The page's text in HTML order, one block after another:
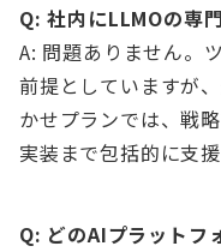
Q: 社内にLLMOの専
A: 問題ありません。
前提としていますが
かせプランでは、戦
実装まで包括的に支援
Q: どのAIプラットフ